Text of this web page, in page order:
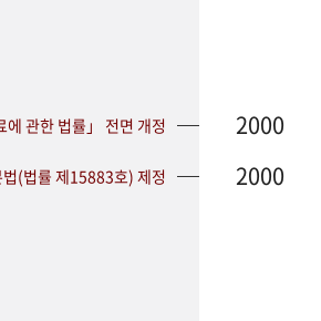
관한 법률」 전면 개정 2000
(법률 제15883호) 제정 2000